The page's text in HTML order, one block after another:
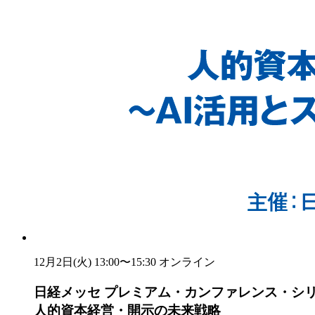
12月2日(火) 13:00〜15:30 オンライン
日経メッセ プレミアム・カンファレンス・シ
人的資本経営・開示の未来戦略